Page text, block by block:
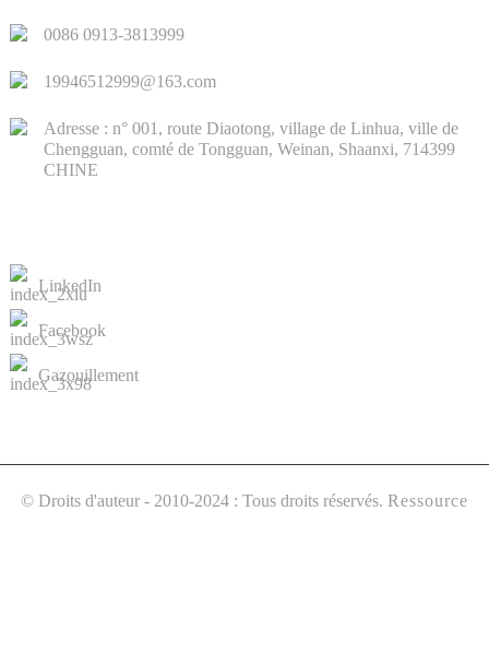
0086 0913-3813999
19946512999@163.com
Adresse : n° 001, route Diaotong, village de Linhua, ville de
Chengguan, comté de Tongguan, Weinan, Shaanxi, 714399
CHINE
LinkedIn
Facebook
Gazouillement
© Droits d'auteur - 2010-2024 : Tous droits réservés. Ressource